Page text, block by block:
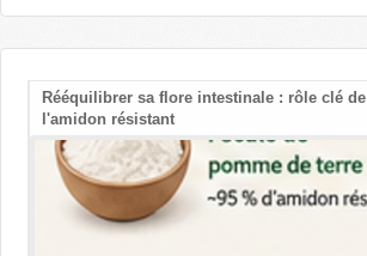
Rééquilibrer sa flore intestinale : rôle clé de
l'amidon résistant